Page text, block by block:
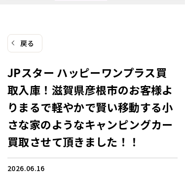
戻る
JPスター ハッピーワンプラス買
取入庫！滋賀県彦根市のお客様よ
りまるで軽やかで賢い移動する小
さな家のようなキャンピングカー
買取させて頂きました！！
2026.06.16